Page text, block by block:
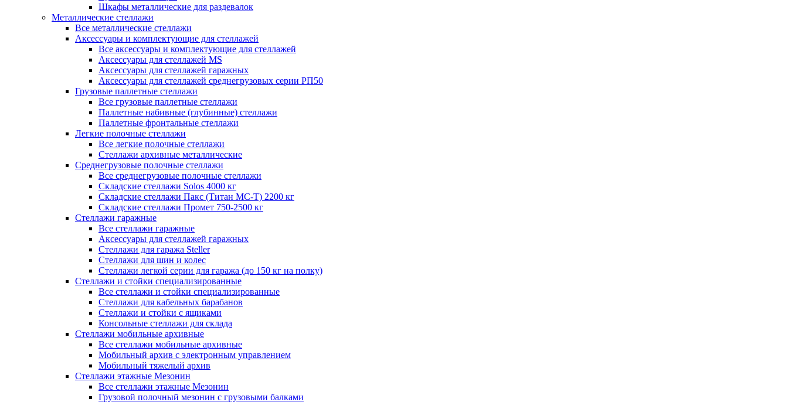
Шкафы металлические для раздевалок
Металлические стеллажи
Все металлические стеллажи
Аксессуары и комплектующие для стеллажей
Все аксессуары и комплектующие для стеллажей
Аксессуары для стеллажей MS
Аксессуары для стеллажей гаражных
Аксессуары для стеллажей среднегрузовых серии РП50
Грузовые паллетные стеллажи
Все грузовые паллетные стеллажи
Паллетные набивные (глубинные) стеллажи
Паллетные фронтальные стеллажи
Легкие полочные стеллажи
Все легкие полочные стеллажи
Стеллажи архивные металлические
Среднегрузовые полочные стеллажи
Все среднегрузовые полочные стеллажи
Складские стеллажи Solos 4000 кг
Складские стеллажи Пакс (Титан МС-Т) 2200 кг
Складские стеллажи Промет 750-2500 кг
Стеллажи гаражные
Все стеллажи гаражные
Аксессуары для стеллажей гаражных
Стеллажи для гаража Steller
Стеллажи для шин и колес
Стеллажи легкой серии для гаража (до 150 кг на полку)
Стеллажи и стойки специализированные
Все стеллажи и стойки специализированные
Стеллажи для кабельных барабанов
Стеллажи и стойки с ящиками
Консольные стеллажи для склада
Стеллажи мобильные архивные
Все стеллажи мобильные архивные
Мобильный архив с электронным управлением
Мобильный тяжелый архив
Стеллажи этажные Мезонин
Все стеллажи этажные Мезонин
Грузовой полочный мезонин с грузовыми балками